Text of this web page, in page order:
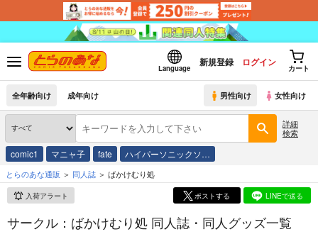
Language
新規登録 ログイン
カート
全年齢向け 成年向け 男性向け 女性向け
詳細
検索
comic1 マニャ子 fate ハイパーソニックソ…
とらのあな通販 同人誌 ばかけむり処
入荷アラート ポストする LINEで送る
サークル：ばかけむり処 同人誌・同人グッズ一覧